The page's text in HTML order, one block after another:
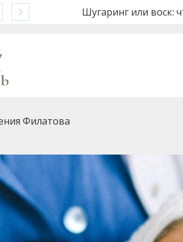
Шугаринг или воск: что
Филатова